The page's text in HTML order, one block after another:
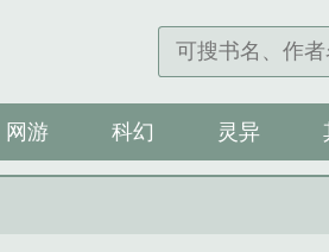
网游 科幻 灵异